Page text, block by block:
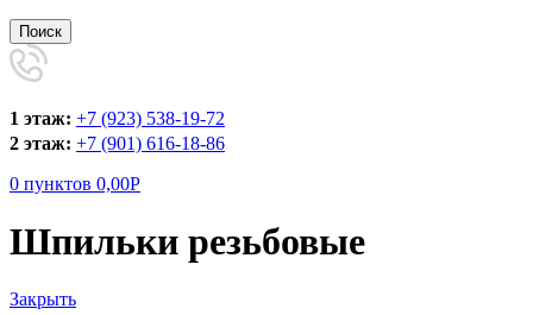
Поиск
1 этаж: +7 (923) 538-19-72
2 этаж: +7 (901) 616-18-86
0 пунктов 0,00Р
Шпильки резьбовые
Закрыть